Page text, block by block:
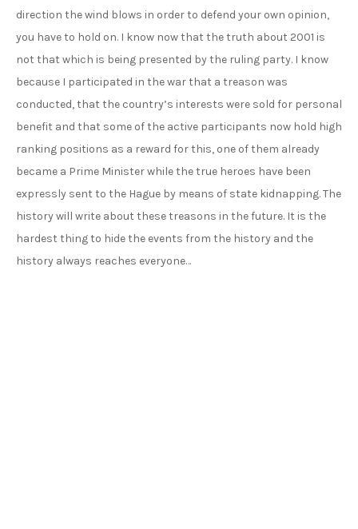
direction the wind blows in order to defend your own opinion,
you have to hold on. I know now that the truth about 2001 is
not that which is being presented by the ruling party. I know
because I participated in the war that a treason was
conducted, that the country’s interests were sold for personal
benefit and that some of the active participants now hold high
ranking positions as a reward for this, one of them already
became a Prime Minister while the true heroes have been
expressly sent to the Hague by means of state kidnapping. The
history will write about these treasons in the future. It is the
hardest thing to hide the events from the history and the
history always reaches everyone…